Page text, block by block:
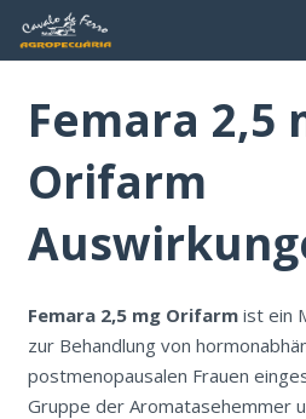
Femara 2,5
Orifarm
Femara 2,5 mg Orifarmist ein
zur Behandlung von
postmenopausalen Frauen
Gruppe der Aromatasehemmer